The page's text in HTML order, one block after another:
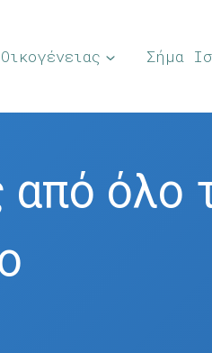
Σήμα
από όλο